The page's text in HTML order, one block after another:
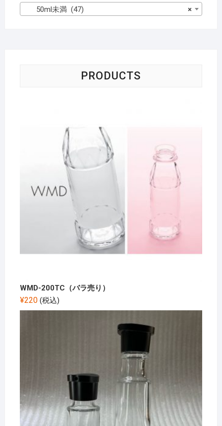
×
50ml未満 (47)
PRODUCTS
WMD-200TC（バラ売り）
¥220 (税込)